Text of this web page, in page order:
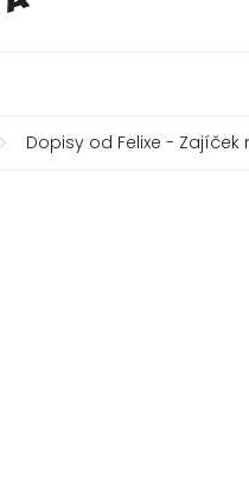
Dopisy od Felixe -